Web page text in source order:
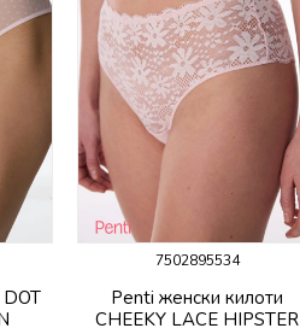
7502895534
Penti женски килоти
CHEEKY LACE HIPSTER